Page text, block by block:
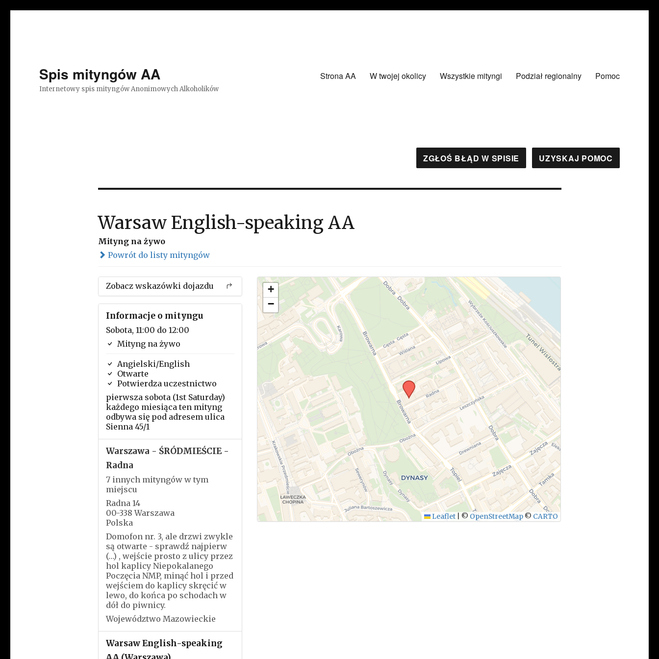
Spis mityngów AA
Internetowy spis mityngów Anonimowych Alkoholików
Strona AA W twojej okolicy Wszystkie mityngi Podział regionalny Pomoc
ZGŁOŚ BŁĄD W SPISIE UZYSKAJ POMOC
Warsaw English-speaking AA
Mityng na żywo
Powrót do listy mityngów
Zobacz wskazówki dojazdu
Informacje o mityngu
Sobota, 11:00 do 12:00
Mityng na żywo
Angielski/English
Otwarte
Potwierdza uczestnictwo
pierwsza sobota (1st Saturday)
każdego miesiąca ten mityng
odbywa się pod adresem ulica
Sienna 45/1
Warszawa - ŚRÓDMIEŚCIE -
Radna
7 innych mityngów w tym
miejscu
Radna 14
00-338 Warszawa
Polska
Domofon nr. 3, ale drzwi zwykle
są otwarte - sprawdź najpierw
(…) , wejście prosto z ulicy przez
hol kaplicy Niepokalanego
Poczęcia NMP, minąć hol i przed
wejściem do kaplicy skręcić w
lewo, do końca po schodach w
dół do piwnicy.
Województwo Mazowieckie
Warsaw English-speaking
+
−
Leaflet © OpenStreetMap © CARTO